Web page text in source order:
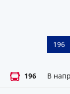
196
196 В